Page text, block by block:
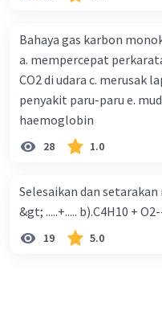
Bahaya gas karbon
a. mempercepat perkaratan logam b.
CO2 di udara c. merusak lapisan ozon d. menyebabkan
penyakit paru-paru e. mudah bereaksi dengan
haemoglobin
28 1.0
Selesaikan dan
&gt; .....+..... b).C4H10 +
19 5.0